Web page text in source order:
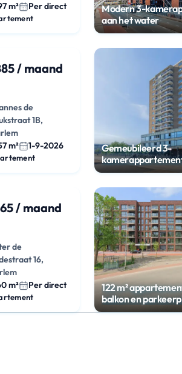
m² Per direct
Modern 3-
aan het water
/ maand
de
1B,
m² 1-9-2026
Gemeubileerd 3-
/ maand
de
16,
m² Per direct
122 m²
balkon en